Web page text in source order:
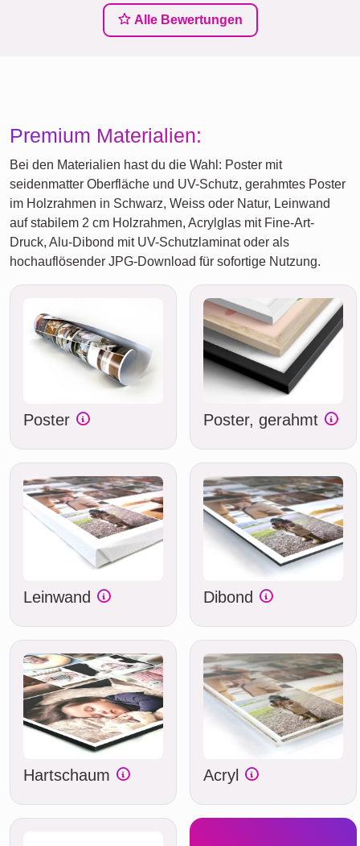
Alle Bewertungen
Premium Materialien:
Bei den Materialien hast du die Wahl: Poster mit
seidenmatter Oberfläche und UV-Schutz, gerahmtes Poster
im Holzrahmen in Schwarz, Weiss oder Natur, Leinwand
auf stabilem 2 cm Holzrahmen, Acrylglas mit Fine-Art-
Druck, Alu-Dibond mit UV-Schutzlaminat oder als
hochauflösender JPG-Download für sofortige Nutzung.
Poster Poster, gerahmt
Leinwand Dibond
Hartschaum Acryl